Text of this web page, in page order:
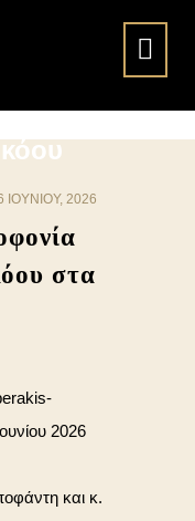
ΙΟΥΝΊΟΥ, 2026
στα
2026
και κ.